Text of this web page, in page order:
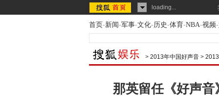
loading...
首页-新闻-军事-文化-历史-体育-NBA-视频-
> 2013年中国好声音 >
那英留任《好声